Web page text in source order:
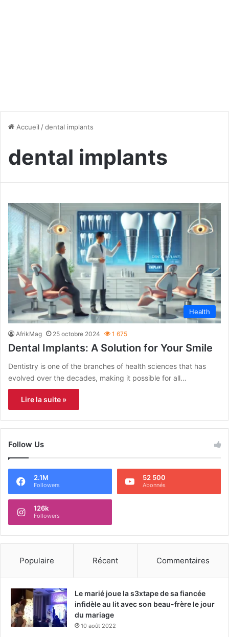
Accueil /dental implants
dental implants
Health
AfrikMag 25 octobre 2024 1 675
Dental Implants: A Solution for Your Smile
Dentistry is one of the branches of health sciences that has
evolved over the decades, making it possible for all…
Lire la suite »
Follow Us
2.1M
Followers
52 500
Abonnés
126k
Followers
Populaire Récent Commentaires
Le marié joue la s3xtape de sa fiancée
infidèle au lit avec son beau-frère le jour
du mariage
10 août 2022